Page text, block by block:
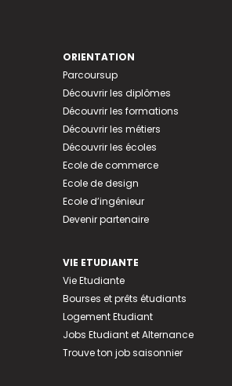
ORIENTATION
Parcoursup
Découvrir les diplômes
Découvrir les formations
Découvrir les métiers
Découvrir les écoles
Ecole de commerce
Ecole de design
Ecole d’ingénieur
Devenir partenaire
VIE ETUDIANTE
Vie Etudiante
Bourses et prêts étudiants
Logement Etudiant
Jobs Etudiant et Alternance
Trouve ton job saisonnier